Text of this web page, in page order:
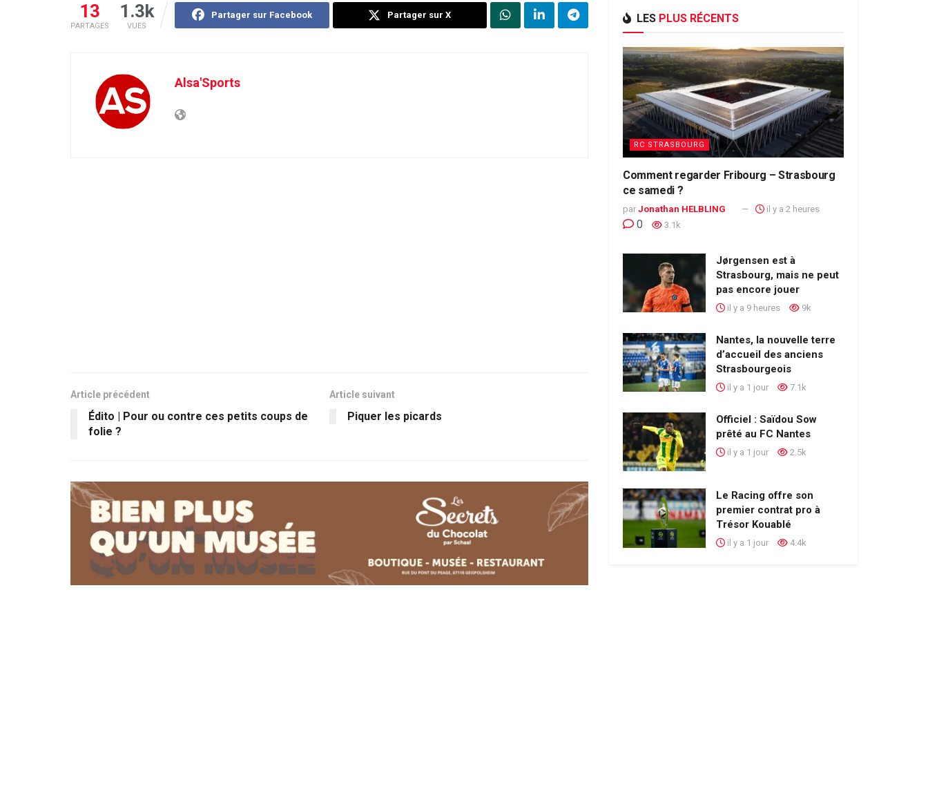
13
PARTAGES
1.3k
VUES
Partager sur Facebook Partager sur X
Alsa'Sports
Article précédent
Édito | Pour ou contre ces petits coups de
folie ?
Article suivant
Piquer les picards
LES PLUS RÉCENTS
RC STRASBOURG
Comment regarder Fribourg – Strasbourg
ce samedi ?
par Jonathan HELBLING il y a 2 heures
0 3.1k
Jørgensen est à
Strasbourg, mais ne peut
pas encore jouer
il y a 9 heures 9k
Nantes, la nouvelle terre
d’accueil des anciens
Strasbourgeois
il y a 1 jour 7.1k
Officiel : Saïdou Sow
prêté au FC Nantes
il y a 1 jour 2.5k
Le Racing offre son
premier contrat pro à
Trésor Kouablé
il y a 1 jour 4.4k